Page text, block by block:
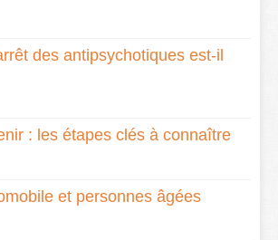
des antipsychotiques est-il
: les étapes clés à connaître
et personnes âgées